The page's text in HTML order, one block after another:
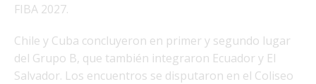
FIBA 2027.
Chile y Cuba concluyeron en primer y segundo lugar
del Grupo B, que también integraron Ecuador y El
Salvador. Los encuentros se disputaron en el Coliseo